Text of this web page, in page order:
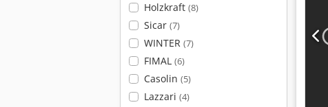
Holzkraft (8)
Sicar (7)
WINTER (7)
FIMAL (6)
Casolin (5)
Lazzari (4)